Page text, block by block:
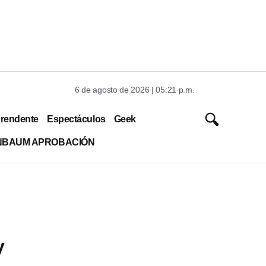
6 de agosto de 2026 | 05:21 p.m.
Espectáculos Geek
APROBACIÓN